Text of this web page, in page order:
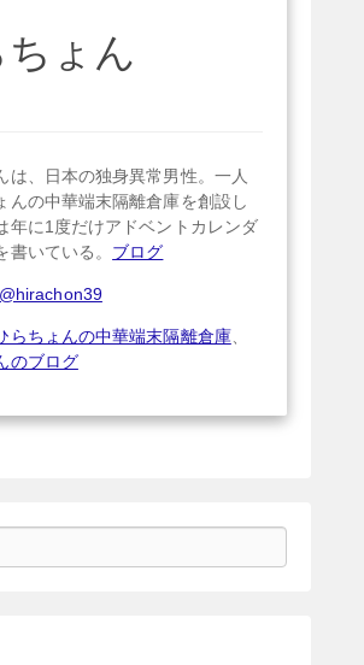
ょん
は、日本の独身異常男性。一人
んの中華端末隔離倉庫を創設し
年に1度だけアドベントカレンダ
書いている。 ブログ
@hirachon39
らちょんの中華端末隔離倉庫、
のブログ